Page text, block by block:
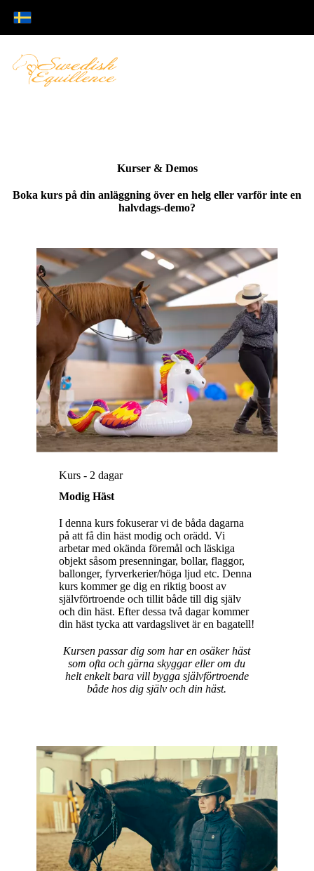
Kurser & Demos
Boka kurs på din anläggning över en helg eller varför inte en
halvdags-demo?
Kurs - 2 dagar
Modig Häst
I denna kurs fokuserar vi de båda dagarna
på att få din häst modig och orädd. Vi
arbetar med okända föremål och läskiga
objekt såsom presenningar, bollar, flaggor,
ballonger, fyrverkerier/höga ljud etc. Denna
kurs kommer ge dig en riktig boost av
självförtroende och tillit både till dig själv
och din häst. Efter dessa två dagar kommer
din häst tycka att vardagslivet är en bagatell!
Kursen passar dig som har en osäker häst
som ofta och gärna skyggar eller om du
helt enkelt bara vill bygga självförtroende
både hos dig själv och din häst.